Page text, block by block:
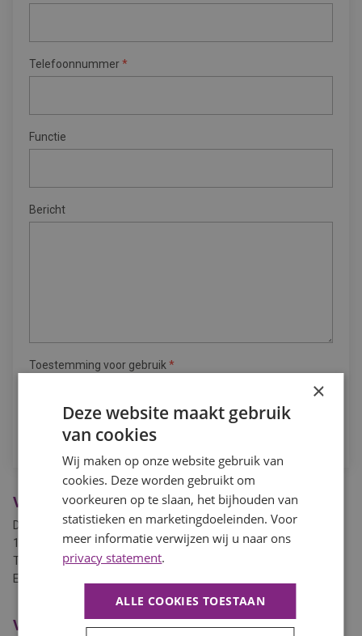
Telefoonnummer*
Functie
Bericht
Toestemming voor gebruik *
Ja, ik geef toestemming om mijn data te gebruiken.
Vestiging Zwaag
De Factorij 2d
1689 AL Zwaag
T. 0229 745 010
E.
Vestiging Heerhugowaard
×
Deze website maakt gebruik
van cookies
Wij maken op onze website gebruik van
cookies. Deze worden gebruikt om
voorkeuren op te slaan, het bijhouden van
statistieken en marketingdoeleinden. Voor
meer informatie verwijzen wij u naar ons
privacy statement.
ALLE COOKIES TOESTAAN